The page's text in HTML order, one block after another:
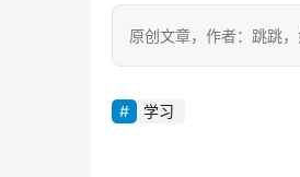
原创文章，作者：跳跳
学习